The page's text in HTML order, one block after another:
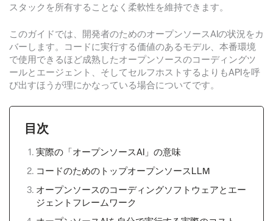
スタックを所有することなく柔軟性を維持できます。
このガイドでは、開発者のためのオープンソースAIの状況をカ
バーします。コードに実行する価値のあるモデル、本番環境
で使用できるほど成熟したオープンソースのコーディングツ
ールとエージェント、そしてセルフホストするよりもAPIを呼
び出すほうが理にかなっている場合についてです。
目次
実際の「オープンソースAI」の意味
コードのためのトップオープンソースLLM
オープンソースのコーディングソフトウェアとエー
ジェントフレームワーク